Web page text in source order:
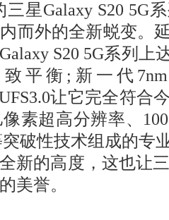
星Galaxy S20 5G
而外的全新蜕变。
S20 5G系列上
平衡;新一代
让它完全符合
素超高分辨率、
破性技术组成的专
新的高度，这也让
美誉。